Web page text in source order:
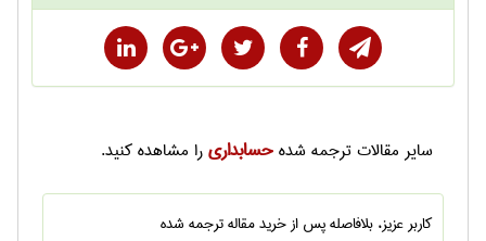
سایرمقالات ترجمه شدهحسابداریرا مشاهده کنید.
کاربر عزیز، بلافاصله پس از خریدمقاله ترجمه شده